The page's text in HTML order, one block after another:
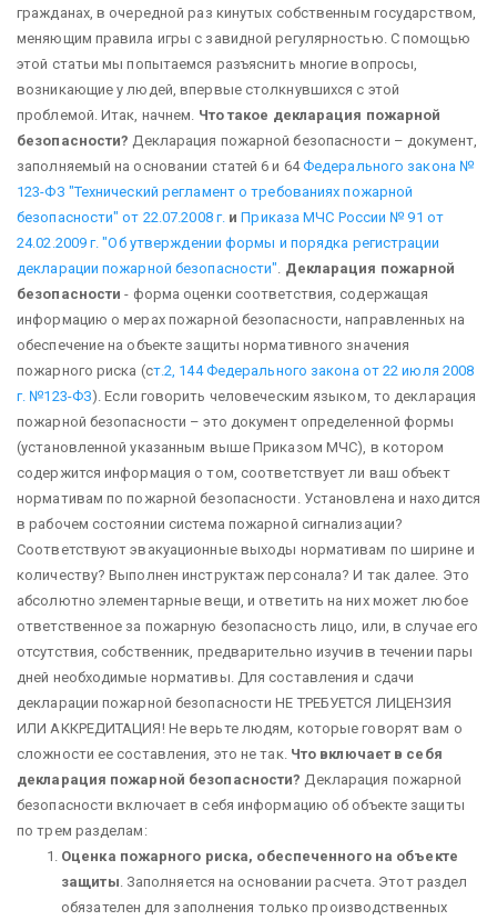
гражданах, в очередной раз кинутых собственным государством,
меняющим правила игры с завидной регулярностью. С помощью
этой статьи мы попытаемся разъяснить многие вопросы,
возникающие у людей, впервые столкнувшихся с этой
проблемой. Итак, начнем. Что такое декларация пожарной
безопасности? Декларация пожарной безопасности – документ,
заполняемый на основании статей 6 и 64Федерального закона №
123-ФЗ "Технический регламент о требованиях пожарной
безопасности" от 22.07.2008 г. иПриказа МЧС России № 91 от
24.02.2009 г. "Об утверждении формы и порядка регистрации
декларации пожарной безопасности" Декларация пожарной
безопасности - форма оценки соответствия, содержащая
информацию о мерах пожарной безопасности, направленных на
обеспечение на объекте защиты нормативного значения
пожарного риска (ст.2, 144 Федерального закона от 22 июля 2008
г. №123-ФЗ). Если говорить человеческим языком, то декларация
пожарной безопасности – это документ определенной формы
(установленной указанным выше Приказом МЧС), в котором
содержится информация о том, соответствует ли ваш объект
нормативам по пожарной безопасности. Установлена и находится
в рабочем состоянии система пожарной сигнализации?
Соответствуют эвакуационные выходы нормативам по ширине и
количеству? Выполнен инструктаж персонала? И так далее. Это
абсолютно элементарные вещи, и ответить на них может любое
ответственное за пожарную безопасность лицо, или, в случае его
отсутствия, собственник, предварительно изучив в течении пары
дней необходимые нормативы. Для составления и сдачи
декларации пожарной безопасности НЕ ТРЕБУЕТСЯ ЛИЦЕНЗИЯ
ИЛИ АККРЕДИТАЦИЯ! Не верьте людям, которые говорят вам о
сложности ее составления, это не так. Что включает в себя
декларация пожарной безопасности? Декларация пожарной
безопасности включает в себя информацию об объекте защиты
по трем разделам:
Оценка пожарного риска, обеспеченного на объекте
защиты . Заполняется на основании расчета. Этот раздел
обязателен для заполнения только производственных